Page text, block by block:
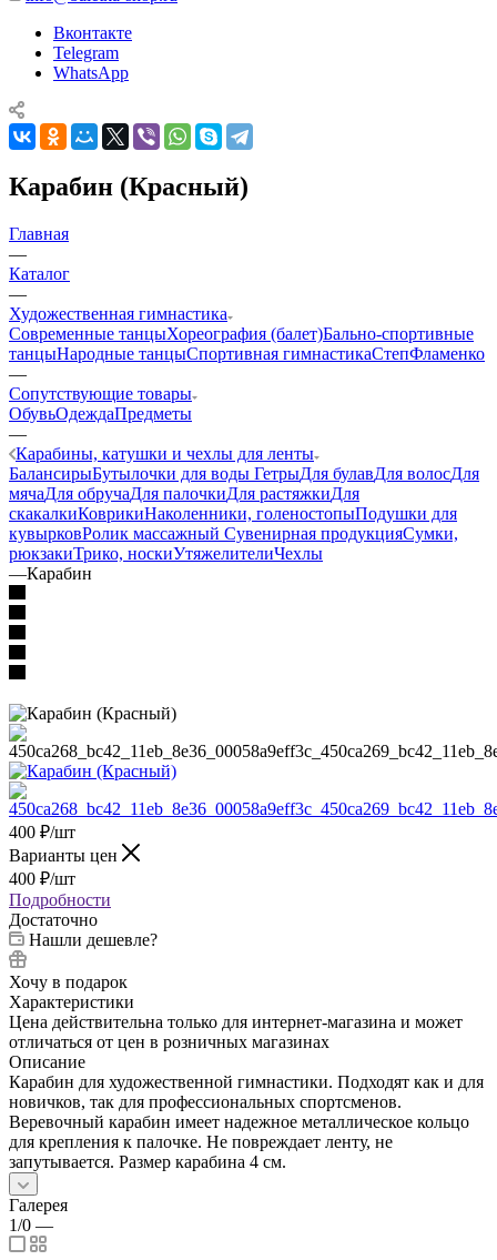
Вконтакте
Telegram
WhatsApp
Карабин (Красный)
Главная
—
Каталог
—
Художественная гимнастика
Современные танцыХореография (балет)Бально-спортивные
танцыНародные танцыСпортивная гимнастикаСтепФламенко
—
Сопутствующие товары
ОбувьОдеждаПредметы
—
Карабины, катушки и чехлы для ленты
БалансирыБутылочки для воды ГетрыДля булавДля волосДля
мячаДля обручаДля палочкиДля растяжкиДля
скакалкиКоврикиНаколенники, голеностопыПодушки для
кувырковРолик массажный Сувенирная продукцияСумки,
рюкзакиТрико, носкиУтяжелителиЧехлы
—Карабин
400 ₽/шт
Варианты цен
400 ₽/шт
Подробности
Достаточно
Нашли дешевле?
Хочу в подарок
Характеристики
Цена действительна только для интернет-магазина и может
отличаться от цен в розничных магазинах
Описание
Карабин для художественной гимнастики. Подходят как и для
новичков, так для профессиональных спортсменов.
Веревочный карабин имеет надежное металлическое кольцо
для крепления к палочке. Не повреждает ленту, не
запутывается. Размер карабина 4 см.
Галерея
1/0 —